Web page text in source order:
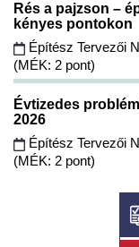
Rés a pajzson –
kényes pontokon
Építész Tervezői
(MÉK: 2 pont)
Évtizedes
2026
Építész Tervezői
(MÉK: 2 pont)